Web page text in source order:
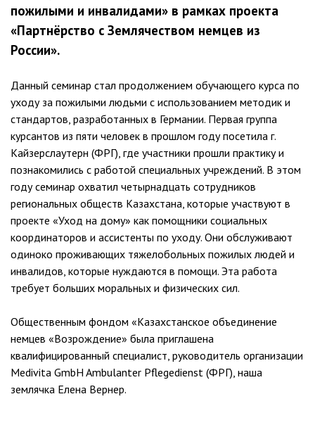
пожилыми и инвалидами» в рамках проекта
«Партнёрство с Землячеством немцев из
России».
Данный семинар стал продолжением обучающего курса по
уходу за пожилыми людьми с использованием методик и
стандартов, разработанных в Германии. Первая группа
курсантов из пяти человек в прошлом году посетила г.
Кайзерслаутерн (ФРГ), где участники прошли практику и
познакомились с работой специальных учреждений. В этом
году семинар охватил четырнадцать сотрудников
региональных обществ Казахстана, которые участвуют в
проекте «Уход на дому» как помощники социальных
координаторов и ассистенты по уходу. Они обслуживают
одиноко проживающих тяжелобольных пожилых людей и
инвалидов, которые нуждаются в помощи. Эта работа
требует больших моральных и физических сил.
Общественным фондом «Казахстанское объединение
немцев «Возрождение» была приглашена
квалифицированный специалист, руководитель организации
Medivita GmbH Ambulanter Pflegedienst (ФРГ), наша
землячка Елена Вернер.